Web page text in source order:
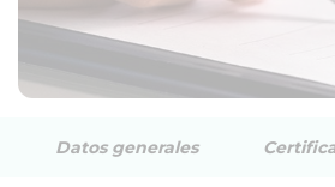
Datos generales